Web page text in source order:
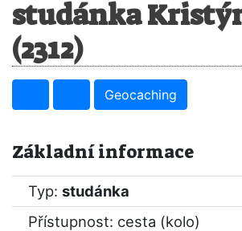
studánka
(2312)
Geocaching
Základní informace
Typ: studánka
Přístupnost: cesta (kolo)